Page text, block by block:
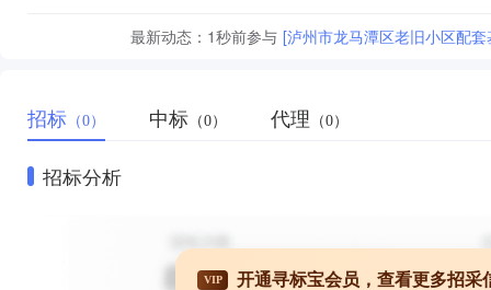
最新动态： 1秒前参与 [泸州市龙马潭区老旧小区配
招标 （0） 中标 （0） 代理 （0）
招标分析
VIP 开通寻标宝会员，查看更多招采